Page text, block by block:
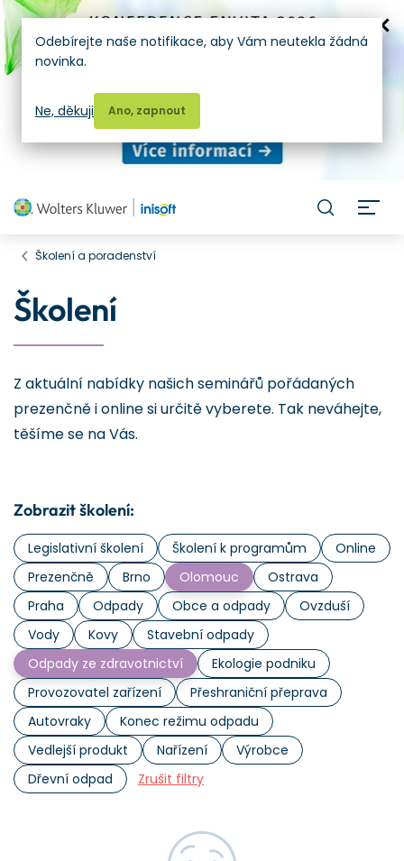
Školení a poradenství
Školení
Z aktuální nabídky našich seminářů pořádaných
prezenčně i online si určitě vyberete. Tak neváhejte,
těšíme se na Vás.
Zobrazit školení:
Legislativní školení Školení k programům
Online
Prezenčně
Brno Olomouc
Ostrava
Praha
Odpady Obce a odpady
Ovzduší
Vody
Kovy
Stavební odpady
Odpady ze zdravotnictví
Ekologie podniku
Provozovatel zařízení
Přeshraniční přeprava
Autovraky
Konec režimu odpadu
Vedlejší produkt
Nařízení
Výrobce
Dřevní odpad
Zrušit filtry
Odebírejte naše notifikace, aby Vám neutekla žádná
novinka.
Ano, zapnout
Ne, děkuji